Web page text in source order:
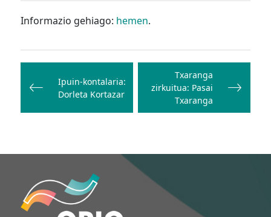
Informazio gehiago: hemen.
Bidalketetan
zehar
nabigatu
Ipuin-kontalaria:
Dorleta Kortazar
Txaranga
zirkuitua: Pasai
Txaranga